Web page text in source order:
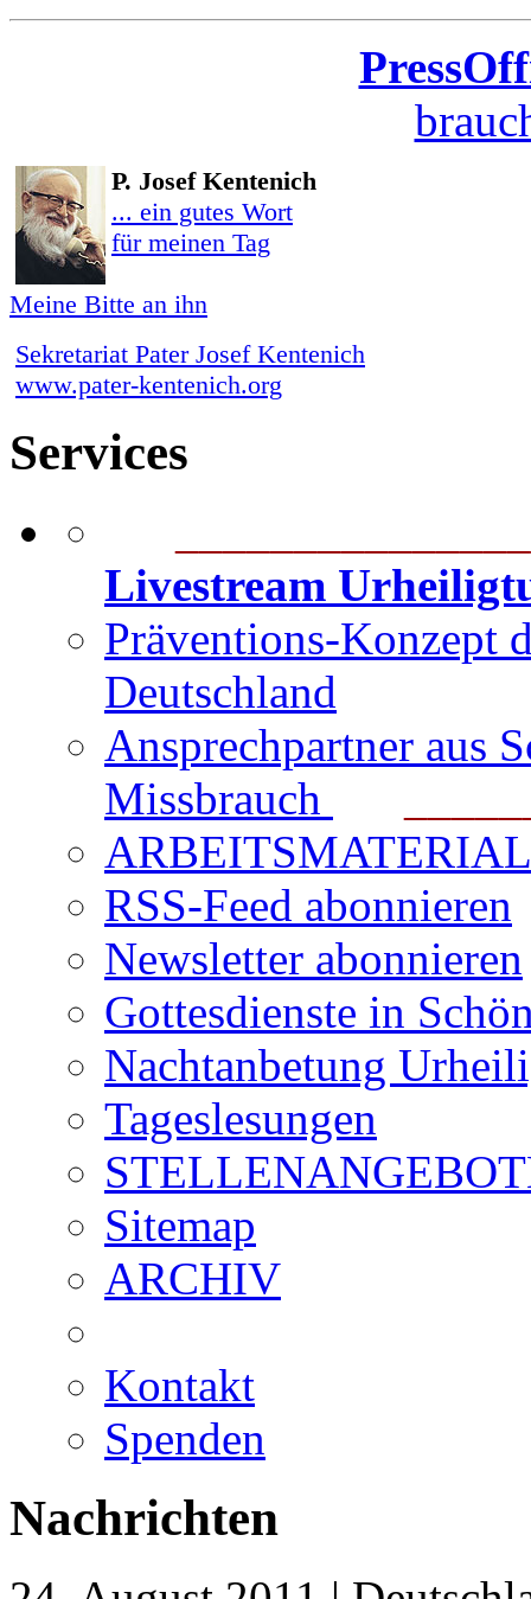
P. Josef Kentenich
... ein gutes Wort
für meinen Tag
Meine Bitte an ihn
Sekretariat Pater Josef Kentenich
www.pater-kentenich.org
Services
Livestream
Präventions-Konzept
Deutschland
Ansprechpartner aus
Missbrauch
ARBEITSMATERIAL
RSS-Feed abonnieren
Newsletter abonnieren
Gottesdienste in
Nachtanbetung
Tageslesungen
Sitemap
ARCHIV
Kontakt
Spenden
Nachrichten